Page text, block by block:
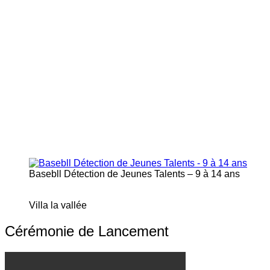
Basebll Détection de Jeunes Talents – 9 à 14 ans
Villa la vallée
Cérémonie de Lancement